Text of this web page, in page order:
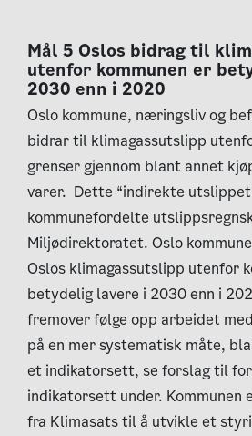
Mål 5 Oslos bidrag til
utenfor kommunen er
2030 enn i 2020
Oslo kommune, næringsliv og
bidrar til klimagassutslipp
grenser gjennom blant annet
varer. Dette “indirekte
kommunefordelte
Miljødirektoratet. Oslo
Oslos klimagassutslipp utenfor
betydelig lavere i 2030 enn i
fremover følge opp arbeidet
på en mer systematisk måte,
et indikatorsett, se forslag til
indikatorsett under.
fra Klimasats til å utvikle et